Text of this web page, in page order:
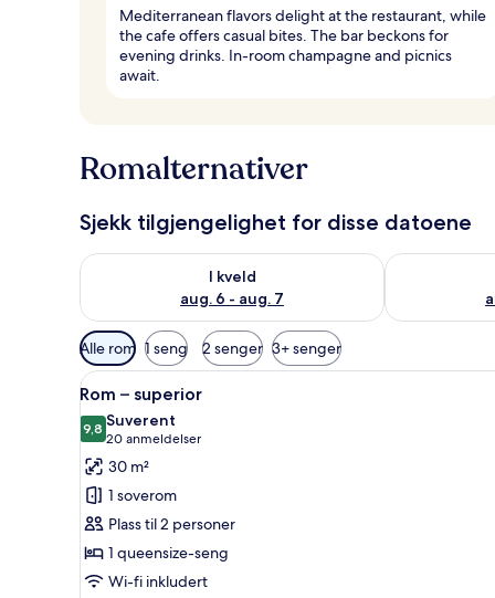
Mediterranean flavors delight at the restaurant, while
the cafe offers casual bites. The bar beckons for
evening drinks. In-room champagne and picnics
await.
Romalternativer
Sjekk tilgjengelighet for disse datoene
I kveld
aug. 6 - aug. 7
Sjekk tilgjengelighet for i kveld, aug. 6 - aug. 7
Sjekk
Tilgjengelige
filtre
for
rom
Alle rom 1 seng 2 senger 3+ senger
Åpne
alle
bildene
av
Rom
–
superior
Rom – superior | Minibar,
13
Rom – superior
9,89,8 av 10
Suverent
20 anmeldelser
(20
anmeldelser)
30 m²
1 soverom
Plass til 2 personer
1 queensize-seng
Wi-fi inkludert